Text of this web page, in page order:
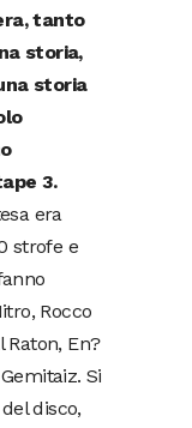
tanto
storia,
storia
3.
era
strofe e
Rocco
Raton, En?
Si
disco,